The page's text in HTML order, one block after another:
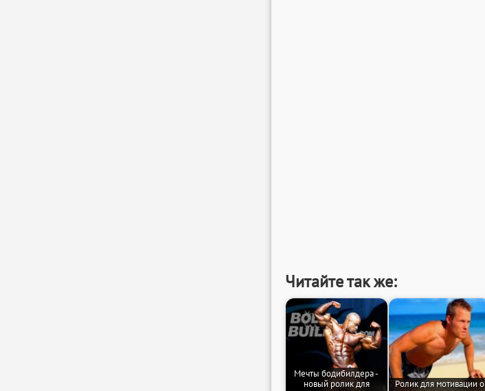
Читайте так же:
Мечты бодибилдера -
новый ролик для
Ролик для мотивации о